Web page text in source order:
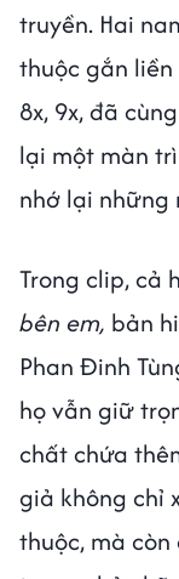
truyền. Hai
thuộc gắn
8x, 9x, đã
lại một màn
nhớ lại những
Trong clip, cả
bên em, bản
Phan Đinh
họ vẫn giữ
chất chứa
giả không chỉ
thuộc, mà